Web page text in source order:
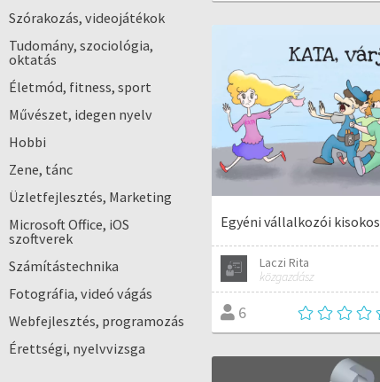
Szórakozás, videojátékok
Tudomány, szociológia,
oktatás
Életmód, fitness, sport
Művészet, idegen nyelv
Hobbi
Zene, tánc
Üzletfejlesztés, Marketing
Microsoft Office, iOS
szoftverek
Számítástechnika
Fotográfia, videó vágás
Webfejlesztés, programozás
Érettségi, nyelvvizsga
Egyéni vállalkozói kisokos
Laczi Rita
közgazdász
6